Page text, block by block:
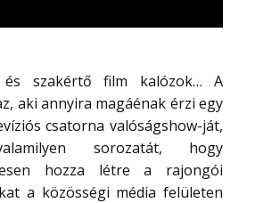
és szakértő film kalózok… A
aki annyira magáénak érzi egy
csatorna valóságshow-ját,
sorozatát, hogy
hozza létre a rajongói
a közösségi média felületen